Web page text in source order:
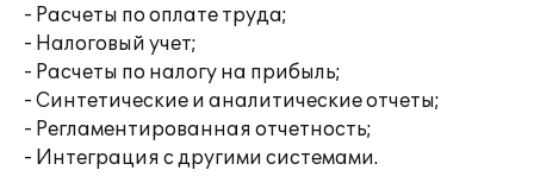
- Расчеты по оплате труда;
- Налоговый учет;
- Расчеты по налогу на прибыль;
- Синтетические и аналитические отчеты;
- Регламентированная отчетность;
- Интеграция с другими системами.